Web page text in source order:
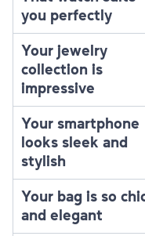
you perfectly
Your jewelry
collection is
impressive
Your smartphone
looks sleek and
stylish
Your bag is so
and elegant